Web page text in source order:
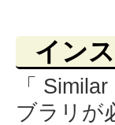
イン
「
ブラリが